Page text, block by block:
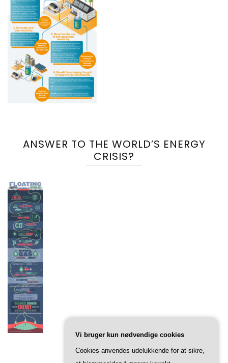
ANSWER TO THE WORLD’S ENERGY
CRISIS?
Vi bruger kun nødvendige cookies
Cookies anvendes udelukkende for at sikre,